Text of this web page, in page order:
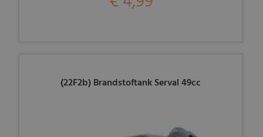
(22F2b) Brandstoftank Serval 49cc